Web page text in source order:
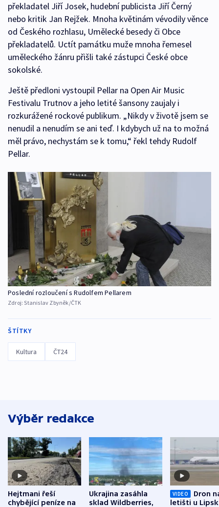
překladatel Jiří Josek, hudební publicista Jiří Černý
nebo kritik Jan Rejžek. Mnoha květinám vévodily věnce
od Českého rozhlasu, Umělecké besedy či Obce
překladatelů. Uctít památku muže mnoha řemesel
uměleckého žánru přišli také zástupci České obce
sokolské.
Ještě předloni vystoupil Pellar na Open Air Music
Festivalu Trutnov a jeho letité šansony zaujaly i
rozkurážené rockové publikum. „Nikdy v životě jsem se
nenudil a nenudím se ani teď. I kdybych už na to možná
měl právo, nechystám se k tomu,“ řekl tehdy Rudolf
Pellar.
Poslední rozloučení s Rudolfem Pellarem
Zdroj:Stanislav Zbyněk/ČTK
ŠTÍTKY
Kultura ČT24
Výběr redakce
Hejtmani řeší
chybějící peníze na
Ukrajina zasáhla
sklad Wildberries,
VIDEO
Dron
letišti u